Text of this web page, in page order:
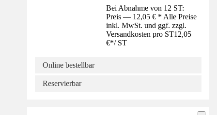
Bei Abnahme von 12 ST:
Preis — 12,05 € * Alle Preise
inkl. MwSt. und ggf. zzgl.
Versandkosten pro ST12,05
€*/ ST
Online bestellbar
Reservierbar